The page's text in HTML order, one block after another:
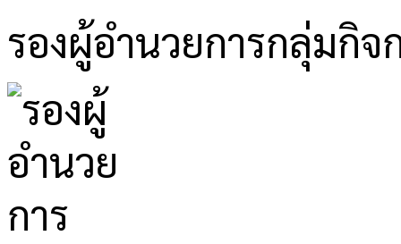
รองผู้อำนวยการกลุ่มกิจ